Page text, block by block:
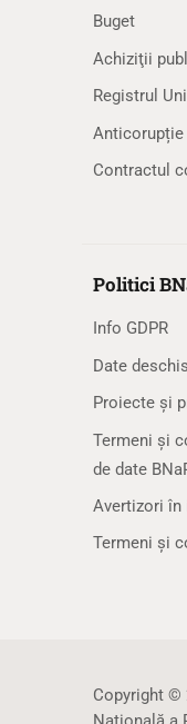
Buget
Achiziţii
Registrul
Anticorupție
Contractul
Politici
Info GDPR
Date
Proiecte și
Termeni și
de date
Avertizori în
Termeni și
Copyright ©